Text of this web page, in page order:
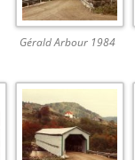
Gérald Arbour 1984